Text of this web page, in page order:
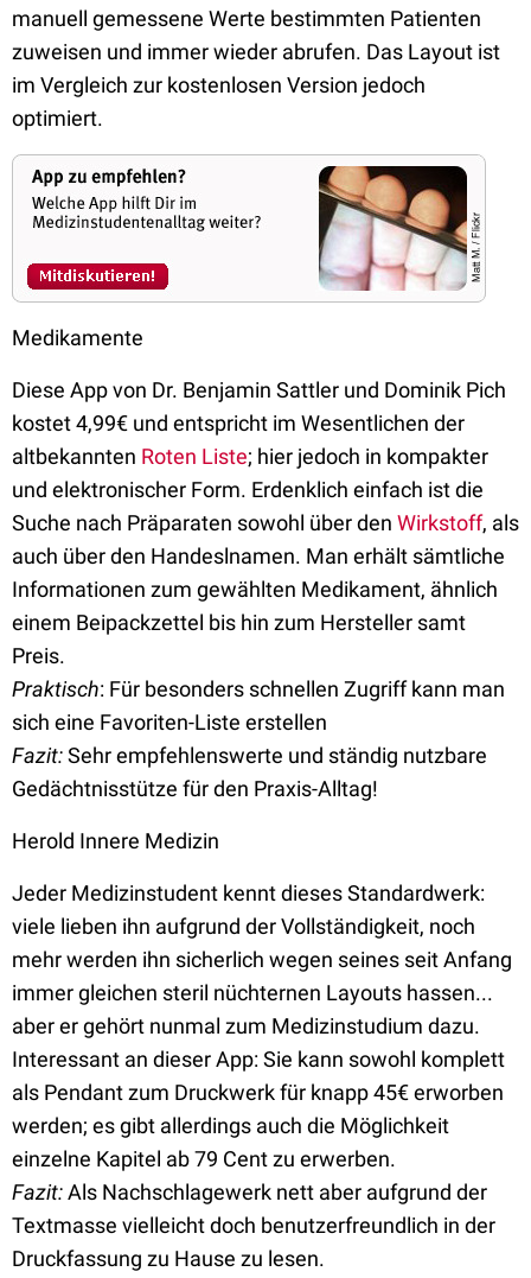
manuell gemessene Werte bestimmten Patienten
zuweisen und immer wieder abrufen. Das Layout ist
im Vergleich zur kostenlosen Version jedoch
optimiert.
Medikamente
Diese App von Dr. Benjamin Sattler und Dominik Pich
kostet 4,99€ und entspricht im Wesentlichen der
altbekannten Roten Liste; hier jedoch in kompakter
und elektronischer Form. Erdenklich einfach ist die
Suche nach Präparaten sowohl über den Wirkstoff, als
auch über den Handeslnamen. Man erhält sämtliche
Informationen zum gewählten Medikament, ähnlich
einem Beipackzettel bis hin zum Hersteller samt
Preis.
Praktisch: Für besonders schnellen Zugriff kann man
sich eine Favoriten-Liste erstellen
Fazit:Sehr empfehlenswerte und ständig nutzbare
Gedächtnisstütze für den Praxis-Alltag!
Herold Innere Medizin
Jeder Medizinstudent kennt dieses Standardwerk:
viele lieben ihn aufgrund der Vollständigkeit, noch
mehr werden ihn sicherlich wegen seines seit Anfang
immer gleichen steril nüchternen Layouts hassen...
aber er gehört nunmal zum Medizinstudium dazu.
Interessant an dieser App: Sie kann sowohl komplett
als Pendant zum Druckwerk für knapp 45€ erworben
werden; es gibt allerdings auch die Möglichkeit
einzelne Kapitel ab 79 Cent zu erwerben.
Fazit:Als Nachschlagewerk nett aber aufgrund der
Textmasse vielleicht doch benutzerfreundlich in der
Druckfassung zu Hause zu lesen.